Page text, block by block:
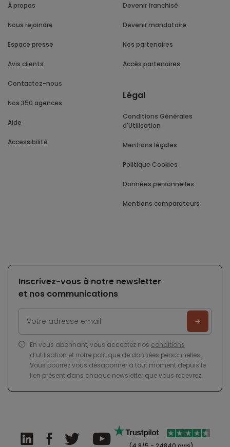
À propos
Nous rejoindre
Espace presse
Avis clients
Contactez-nous
Nos 350 agences
Aide
Accessibilité
Devenir franchisé
Devenir mandataire
Nos partenaires
Accès partenaires
Légal
Conditions Générales
d'Utilisation
Mentions légales
Politique Cookies
Données personnelles
Mentions comparateurs
Inscrivez-vous à notre newsletter
et nos communications
En vous abonnant, vous acceptez nos conditions
d’utilisation et notre politique de données personnelles .
Vous pourrez vous désabonner à tout moment depuis le
lien présent dans chaque newsletter que vous recevrez.